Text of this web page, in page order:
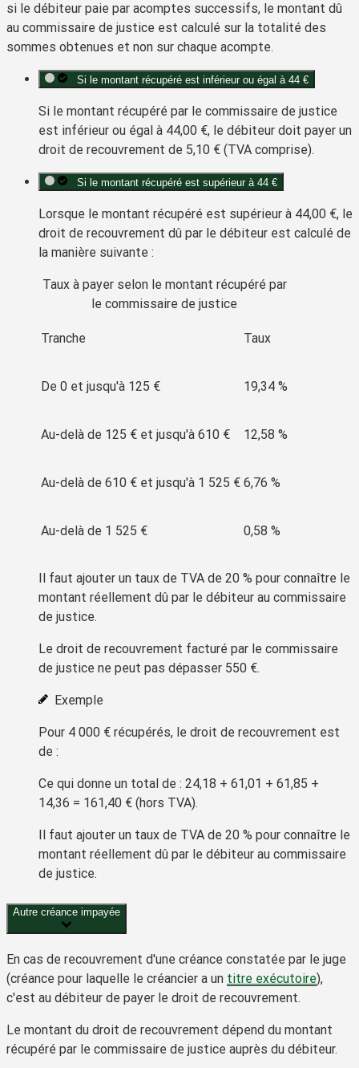
si le débiteur paie par acomptes successifs, le montant dû
au commissaire de justice est calculé sur la totalité des
sommes obtenues et non sur chaque acompte.
Si le montant récupéré est inférieur ou égal à 44 €
Si le montant récupéré par le commissaire de justice
est inférieur ou égal à 44,00 €, le débiteur doit payer un
droit de recouvrement de 5,10 € (TVA comprise).
Si le montant récupéré est supérieur à 44 €
Lorsque le montant récupéré est supérieur à 44,00 €, le
droit de recouvrement dû par le débiteur est calculé de
la manière suivante :
Taux à payer selon le montant récupéré par
le commissaire de justice
Tranche Taux
De 0 et jusqu'à 125 € 19,34 %
Au-delà de 125 € et jusqu'à 610 € 12,58 %
Au-delà de 610 € et jusqu'à 1 525 € 6,76 %
Au-delà de 1 525 € 0,58 %
Il faut ajouter un taux de TVA de 20 % pour connaître le
montant réellement dû par le débiteur au commissaire
de justice.
Le droit de recouvrement facturé par le commissaire
de justice ne peut pas dépasser 550 €.
Exemple
Pour 4 000 € récupérés, le droit de recouvrement est
de :
Ce qui donne un total de : 24,18 + 61,01 + 61,85 +
14,36 = 161,40 € (hors TVA).
Il faut ajouter un taux de TVA de 20 % pour connaître le
montant réellement dû par le débiteur au commissaire
de justice.
Autre créance impayée
En cas de recouvrement d'une créance constatée par le juge
(créance pour laquelle le créancier a un titre exécutoire),
c'est au débiteur de payer le droit de recouvrement.
Le montant du droit de recouvrement dépend du montant
récupéré par le commissaire de justice auprès du débiteur.